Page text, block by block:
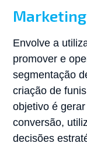
Envolve a
promover e
segmentação
criação de
objetivo é
conversão,
decisões